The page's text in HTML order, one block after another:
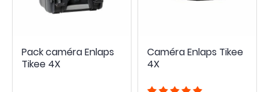
Pack caméra Enlaps
Tikee 4X
Caméra Enlaps Tikee
4X